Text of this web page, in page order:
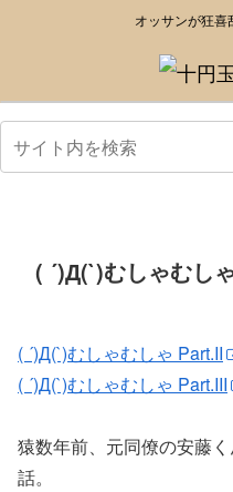
オッサンが狂喜
( ´)Д(`)むしゃむし
( ´)Д(`)むしゃむしゃ Part.II
( ´)Д(`)むしゃむしゃ Part.III
猿数年前、元同僚の安藤
話。